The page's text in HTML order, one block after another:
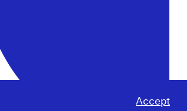
Accept